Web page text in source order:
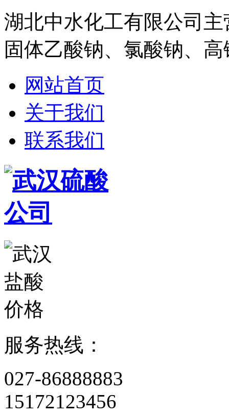
湖北中水化工有限公司主
固体乙酸钠、氯酸钠、
网站首页
关于我们
联系我们
服务热线：
027-86888883
15172123456